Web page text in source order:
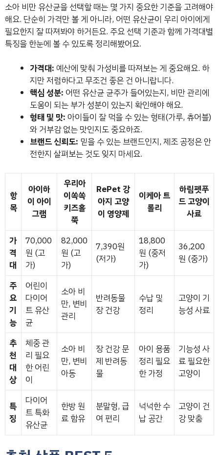
소아 비만 유산균을 선택할 때는 몇 가지 중요한 기준을 고려해야
해요. 단순히 가격만 볼 게 아니라, 어떤 유산균이 우리 아이에게
필요한지 잘 따져봐야 하거든요. 주요 선택 기준과 함께 가격대별
특징을 한눈에 볼 수 있도록 정리해봤어요.
가격대: 예산에 맞춰 가성비를 따져보는 게 중요해요. 하
지만 저렴하다고 무조건 좋은 건 아니랍니다.
핵심 성분: 어떤 유산균 균주가 들어있는지, 비만 관리에
도움이 되는 부가 성분이 있는지 확인해야 해요.
형태 및 맛: 아이들이 잘 먹을 수 있는 형태(가루, 츄어블)
와 거부감 없는 맛인지도 중요하죠.
브랜드 신뢰도: 믿을 수 있는 브랜드인지, 제조 공정은 안
전한지 살펴보는 것도 잊지 마세요.
항
목
아이하
이 아이
그램
우리아
이쏙쏙
키즈홀
쭉
RePet 강
아지 고양
이 영양제
이케아 트
롤리
하림펫푸
드 고양이
사료
가
격
대
70,000
원 (고
가)
82,000
원 (고
가)
7,390원
(저가)
18,800
원 (중저
가)
36,200
원 (중가)
주
요
기
능
어린이
다이어
트 유산
균
소아 비
만, 변비
관리
반려동물
장 건강
수납 및
정리
고양이 기
능성 사료
추
천
대
상
체중 관
리 필요
한 어린
이
소아 비
만, 변비
아동
장 건강 문
제 반려동
물
아이 용품
정리 필요
한 가정
기능성 사
료 필요한
고양이
특
징
다이어
트 특화
유산균
한방 원
료 함유
분말형, 급
여 편리
넉넉한 수
납 공간
고양이 건
강 맞춤